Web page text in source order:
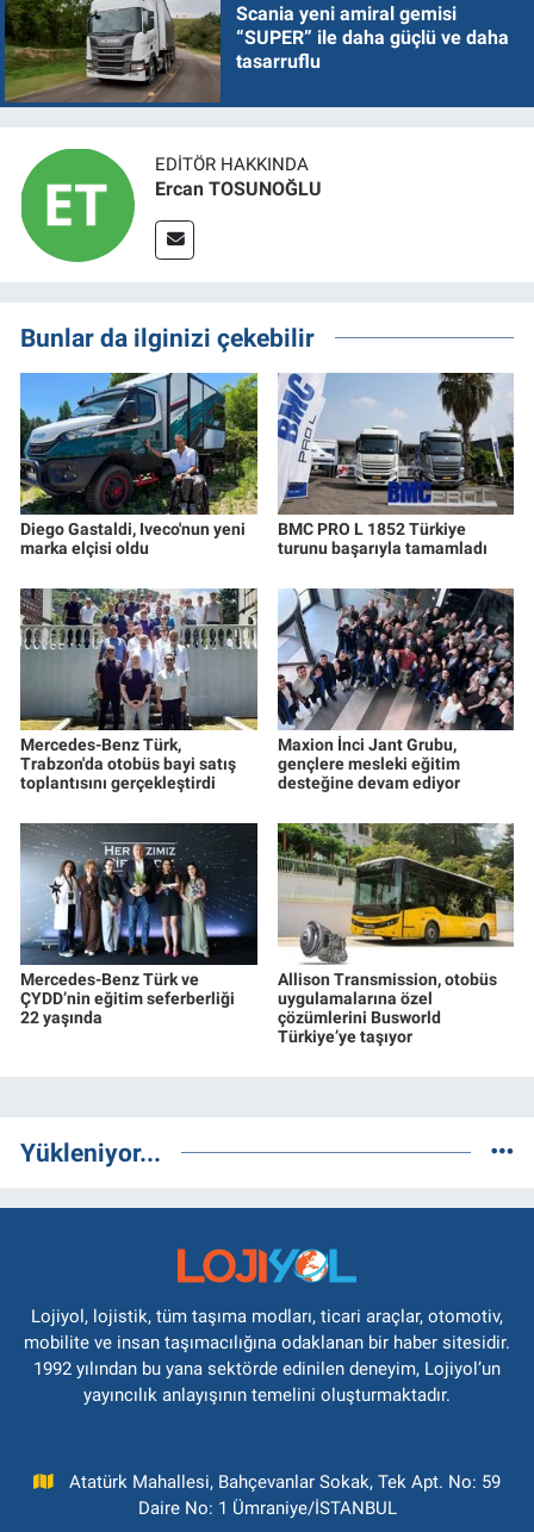
Scania yeni amiral gemisi
“SUPER” ile daha güçlü ve daha
tasarruflu
EDITÖR HAKKINDA
Ercan TOSUNOĞLU
Bunlar da ilginizi çekebilir
Diego Gastaldi, Iveco'nun yeni
marka elçisi oldu
BMC PRO L 1852 Türkiye
turunu başarıyla tamamladı
Mercedes-Benz Türk,
Trabzon'da otobüs bayi satış
toplantısını gerçekleştirdi
Maxion İnci Jant Grubu,
gençlere mesleki eğitim
desteğine devam ediyor
Mercedes-Benz Türk ve
ÇYDD’nin eğitim seferberliği
22 yaşında
Allison Transmission, otobüs
uygulamalarına özel
çözümlerini Busworld
Türkiye’ye taşıyor
Yükleniyor...
Lojiyol, lojistik, tüm taşıma modları, ticari araçlar, otomotiv,
mobilite ve insan taşımacılığına odaklanan bir haber sitesidir.
1992 yılından bu yana sektörde edinilen deneyim, Lojiyol’un
yayıncılık anlayışının temelini oluşturmaktadır.
Atatürk Mahallesi, Bahçevanlar Sokak, Tek Apt. No: 59
Daire No: 1 Ümraniye/İSTANBUL